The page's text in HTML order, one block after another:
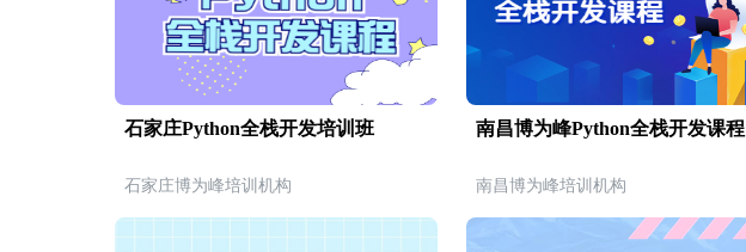
石家庄Python全栈开发培训班
石家庄博为峰培训机构
南昌博为峰Python全栈开发课程
南昌博为峰培训机构